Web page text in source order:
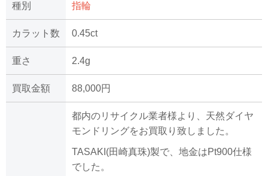
種別 指輪
カラット数 0.45ct
重さ 2.4g
買取金額 88,000円
都内のリサイクル業者様より、天然ダイヤ
モンドリングをお買取り致しました。
TASAKI(田崎真珠)製で、地金はPt900仕様
でした。